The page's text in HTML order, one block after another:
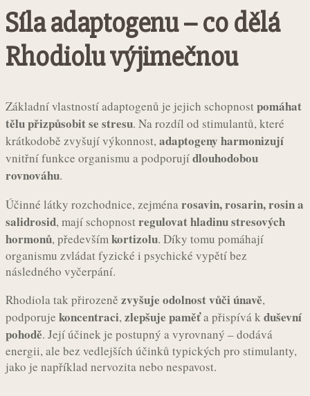
Síla adaptogenu – co dělá
Rhodiolu výjimečnou
Základní vlastností adaptogenů je jejich schopnostpomáhat
tělu přizpůsobit se stresu. Na rozdíl od stimulantů, které
krátkodobě zvyšují výkonnost, adaptogeny harmonizují
vnitřní funkce organismu a podporujídlouhodobou
rovnováhu.
Účinné látky rozchodnice, zejména rosavin, rosarin, rosin a
salidrosid, mají schopnostregulovat hladinu stresových
hormonů, především kortizolu. Díky tomu pomáhají
organismu zvládat fyzické i psychické vypětí bez
následného vyčerpání.
Rhodiola tak přirozeně zvyšuje odolnost vůči únavě,
podporuje koncentraci, zlepšuje paměťa přispívá k duševní
pohodě. Její účinek je postupný a vyrovnaný – dodává
energii, ale bez vedlejších účinků typických pro stimulanty,
jako je například nervozita nebo nespavost.